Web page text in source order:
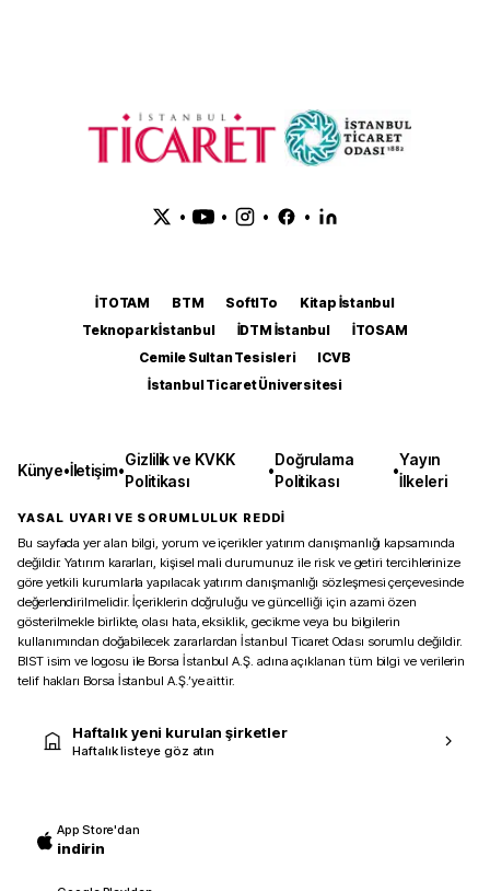
• • • •
İTOTAM BTM SoftITo
Kitap İstanbul
Teknopark İstanbul
İDTM İstanbul
İTOSAM
Cemile Sultan Tesisleri
ICVB
İstanbul Ticaret Üniversitesi
Künye•İletişim•
Gizlilik ve KVKK
Politikası
•
Doğrulama
Politikası
•
Yayın
İlkeleri
YASAL UYARI VE SORUMLULUK REDDİ
Bu sayfada yer alan bilgi, yorum ve içerikler yatırım danışmanlığı kapsamında
değildir. Yatırım kararları, kişisel mali durumunuz ile risk ve getiri tercihlerinize
göre yetkili kurumlarla yapılacak yatırım danışmanlığı sözleşmesi çerçevesinde
değerlendirilmelidir. İçeriklerin doğruluğu ve güncelliği için azami özen
gösterilmekle birlikte, olası hata, eksiklik, gecikme veya bu bilgilerin
kullanımından doğabilecek zararlardan İstanbul Ticaret Odası sorumlu değildir.
BIST isim ve logosu ile Borsa İstanbul A.Ş. adına açıklanan tüm bilgi ve verilerin
telif hakları Borsa İstanbul A.Ş.’ye aittir.
Haftalık yeni kurulan şirketler
Haftalık listeye göz atın
App Store'dan
indirin